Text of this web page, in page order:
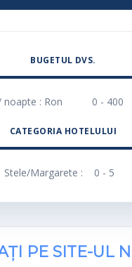
BUGETUL DVS.
noapte : Ron
CATEGORIA HOTELULUI
Stele/Margarete :
PE SITE-UL